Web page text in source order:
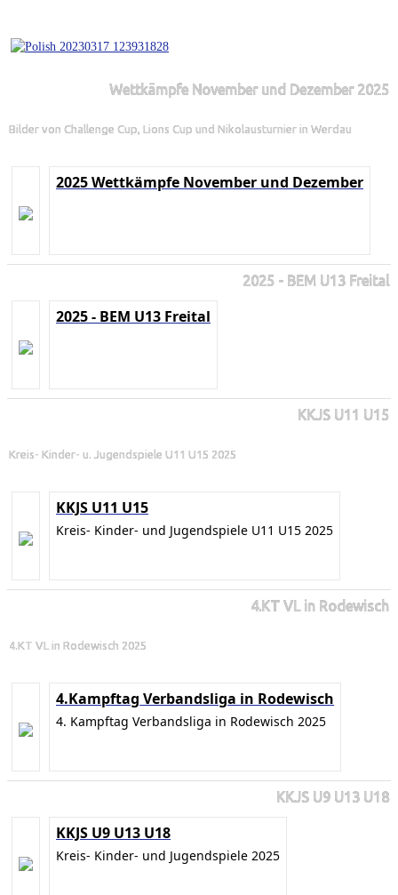
Wettkämpfe November und Dezember 2025
Bilder von Challenge Cup, Lions Cup und Nikolausturnier in Werdau
2025 Wettkämpfe November und Dezember
2025 - BEM U13 Freital
2025 - BEM U13 Freital
KKJS U11 U15
Kreis- Kinder- u. Jugendspiele U11 U15 2025
KKJS U11 U15
Kreis- Kinder- und Jugendspiele U11 U15 2025
4.KT VL in Rodewisch
4.KT VL in Rodewisch 2025
4.Kampftag Verbandsliga in Rodewisch
4. Kampftag Verbandsliga in Rodewisch 2025
KKJS U9 U13 U18
KKJS U9 U13 U18
Kreis- Kinder- und Jugendspiele 2025